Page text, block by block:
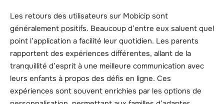
Les retours des utilisateurs sur Mobicip sont
généralement positifs. Beaucoup d’entre eux saluent quel
point l’application a facilité leur quotidien. Les parents
rapportent des expériences différentes, allant de la
tranquillité d’esprit à une meilleure communication avec
leurs enfants à propos des défis en ligne. Ces
expériences sont souvent enrichies par les options de